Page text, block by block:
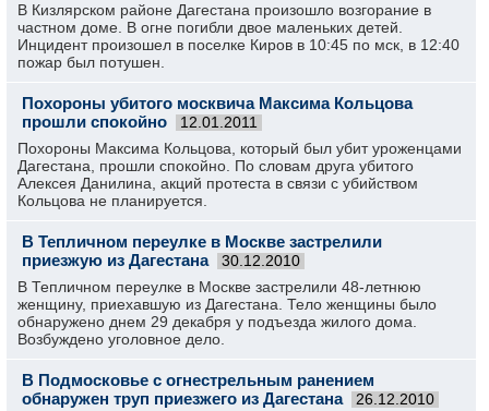
В Кизлярском районе Дагестана произошло возгорание в
частном доме. В огне погибли двое маленьких детей.
Инцидент произошел в поселке Киров в 10:45 по мск, в 12:40
пожар был потушен.
Похороны убитого москвича Максима Кольцова
прошли спокойно
12.01.2011
Похороны Максима Кольцова, который был убит уроженцами
Дагестана, прошли спокойно. По словам друга убитого
Алексея Данилина, акций протеста в связи с убийством
Кольцова не планируется.
В Тепличном переулке в Москве застрелили
приезжую из Дагестана
30.12.2010
В Тепличном переулке в Москве застрелили 48-летнюю
женщину, приехавшую из Дагестана. Тело женщины было
обнаружено днем 29 декабря у подъезда жилого дома.
Возбуждено уголовное дело.
В Подмосковье с огнестрельным ранением
обнаружен труп приезжего из Дагестана
26.12.2010